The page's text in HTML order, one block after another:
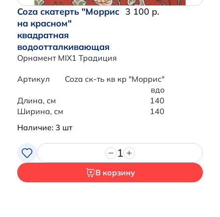
Coza скатерть "Моррис
на красном"
квадратная
водоотталкивающая
Орнамент MIX1 Традиция
3 100 р.
Артикул
Coza ск-ть кв кр "Моррис"
вдо
Длина, см
140
Ширина, см
140
Наличие: 3 шт
1
В корзину